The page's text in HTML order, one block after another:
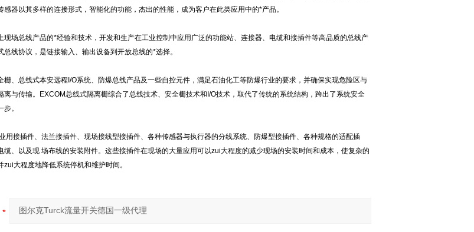
感器以其多样的连接形式，智能化的功能，杰出的性能，成为客户在此类应用中的*产品。
现场总线产品的*经验和技术，开发和生产在工业控制中应用广泛的功能站、连接器、电缆和接插件等高品质的总线产
总线协议，是链接输入、输出设备到开放总线的*选择。
栅、总线式本安远程 I/O系统、防爆总线产品及一些自控元件，满足石油化工等防爆行业的要求，并确保实现危险区与
与传输。
EXCOM总线式隔离栅综合了总线技术、安全栅技术和 I/O技术，取代了传统的系统结构，跨出了系统安全
。
用接插件、法兰接插件、现场接线型接插件、各种传感器与执行器的分线系统、防爆型接插件、各种规格的适配插
缆、以及现 场布线的安装附件。这些接插件在现场的大量应用可以zui大程度的减少现场的安装时间和成本，使复杂的
zui大程度地降低系统停机和维护时间。